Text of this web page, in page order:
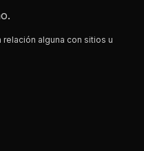
alguna con sitios u